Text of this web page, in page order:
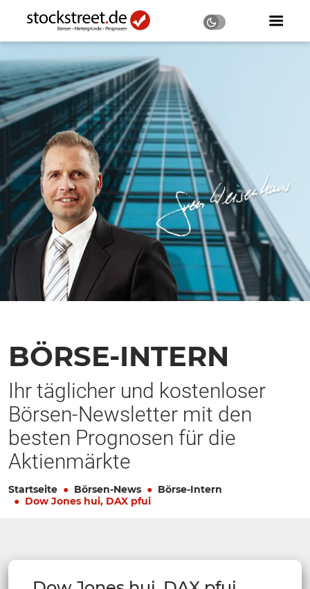
BÖRSE-INTERN
Ihr täglicher und kostenloser
Börsen-Newsletter mit den
besten Prognosen für die
Aktienmärkte
Startseite Börsen-News
Börse-Intern
Dow Jones hui, DAX pfui